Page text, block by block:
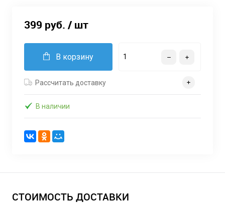
399 руб. / шт
В корзину
Рассчитать доставку
В наличии
СТОИМОСТЬ ДОСТАВКИ